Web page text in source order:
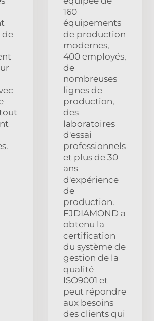
de
160
équipements
de production
modernes,
400 employés,
de
nombreuses
lignes de
production,
des
laboratoires
d'essai
professionnels
et plus de 30
ans
d'expérience
de
production.
FJDIAMOND a
obtenu la
certification
du système de
gestion de la
qualité
ISO9001 et
peut répondre
aux besoins
des clients qui